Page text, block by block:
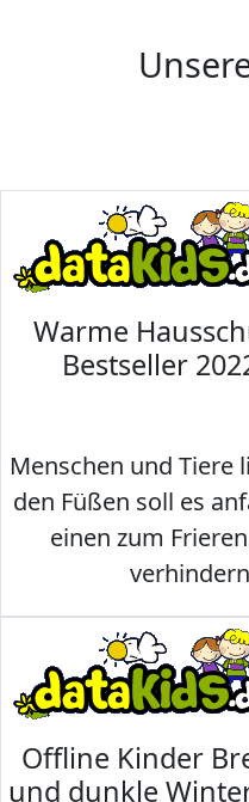
Warme
Bestseller
Menschen und Tiere
den Füßen soll es
einen zum
Offline Kinder
und dunkle